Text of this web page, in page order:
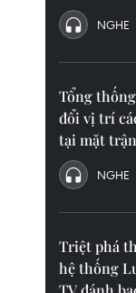
NGHE
Tổng
đổi vị trí
tại mặt
NGHE
Triệt phá
hệ thống